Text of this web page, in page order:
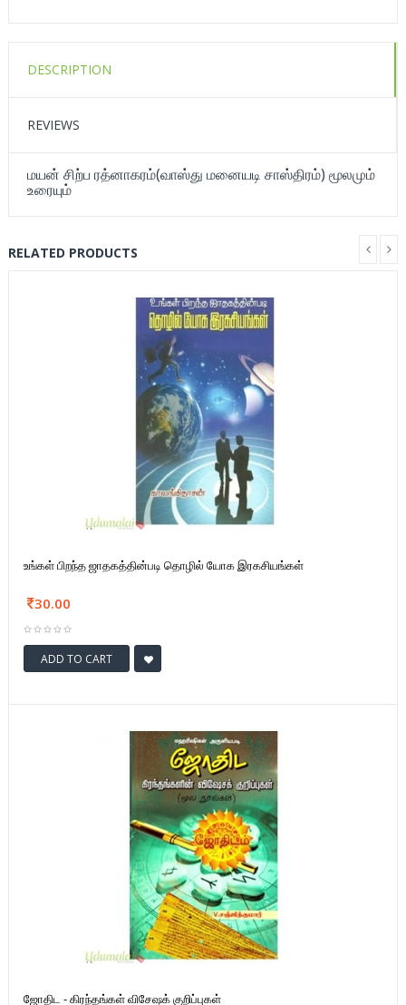
DESCRIPTION
REVIEWS
மயன் சிற்ப ரத்னாகரம்(வாஸ்து மனையடி சாஸ்திரம்) மூலமும்
உரையும்
RELATED PRODUCTS
உங்கள் பிறந்த ஜாதகத்தின்படி தொழில் யோக இரகசியங்கள்
30.00
ADD TO CART
ஜோதிட - கிரந்தங்கள் விசேஷக் குறிப்புகள்